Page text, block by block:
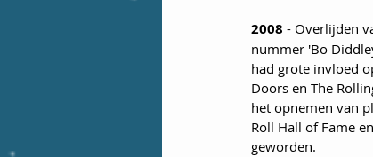
2008 - Overlijden
nummer 'Bo
had grote invloed
Doors en The
het opnemen van
Roll Hall of Fame
geworden.